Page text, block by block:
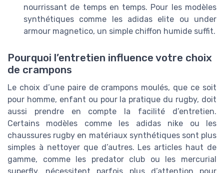
nourrissant de temps en temps. Pour les modèles
synthétiques comme les adidas elite ou under
armour magnetico, un simple chiffon humide suffit.
Pourquoi l’entretien influence votre choix
de crampons
Le choix d’une paire de crampons moulés, que ce soit
pour homme, enfant ou pour la pratique du rugby, doit
aussi prendre en compte la facilité d’entretien.
Certains modèles comme les adidas nike ou les
chaussures rugby en matériaux synthétiques sont plus
simples à nettoyer que d’autres. Les articles haut de
gamme, comme les predator club ou les mercurial